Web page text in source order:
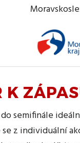
K
semifinále
z individuální